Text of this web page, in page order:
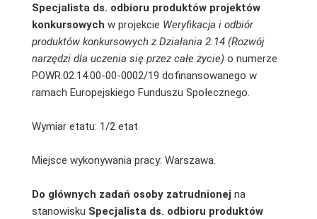
Specjalista ds. odbioru produktów projektów
konkursowych w projekcie Weryfikacja i odbiór
produktów konkursowych z Działania 2.14 (Rozwój
narzędzi dla uczenia się przez całe życie) o numerze
POWR.02.14.00-00-0002/19 dofinansowanego w
ramach Europejskiego Funduszu Społecznego.
Wymiar etatu: 1/2 etat
Miejsce wykonywania pracy: Warszawa.
Do głównych zadań osoby zatrudnionej na
stanowisku Specjalista ds. odbioru produktów